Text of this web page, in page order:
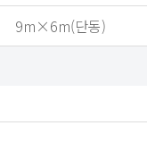
9m×6m(단동)